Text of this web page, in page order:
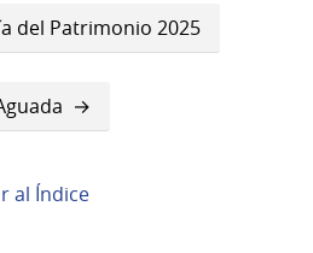
del Patrimonio 2025
al Índice